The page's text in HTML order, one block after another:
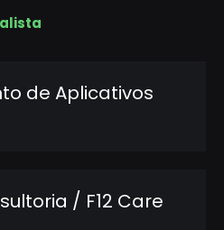
de Aplicativos
/ F12 Care